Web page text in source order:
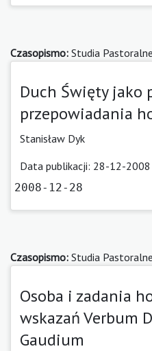
Czasopismo: Studia Pastoralne
Duch Święty jako
przepowiadania
Stanisław Dyk
Data publikacji: 28-12-2008
2008-12-28
Czasopismo: Studia Pastoralne
Osoba i zadania
wskazań Verbum
Gaudium